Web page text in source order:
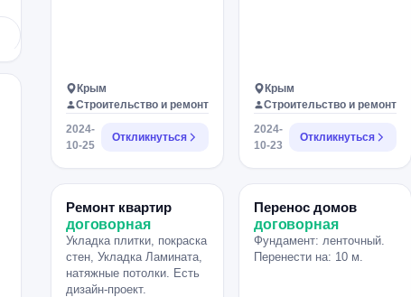
(дизайн-проектов).
Задачи: 1.
Взаимодействие
(диалоги, консультации) с
клиенты, дизайнер,
поставщики, руководство
команды "РиО” и др.
контрагенты. Личные
встречи, звонки,
переписка в
Крым
Строительство и ремонт
2024-
10-25
Откликнуться
Крым
Строительство и ремонт
2024-
10-23
Откликнуться
Ремонт квартир
договорная
Укладка плитки, покраска
стен, Укладка Ламината,
натяжные потолки. Есть
дизайн-проект.
Перенос домов
договорная
Фундамент: ленточный.
Перенести на: 10 м.